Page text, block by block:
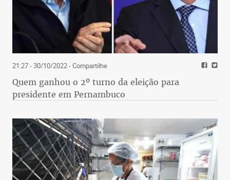
21:27 - 30/10/2022- Compartilhe
Quem ganhou o 2º turno da eleição para
presidente em Pernambuco